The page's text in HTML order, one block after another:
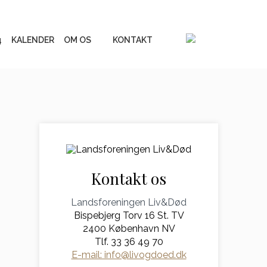
KALENDER OM OS
Liv&Død Prisen
UGE 44 - Fokus på døden
Podcastserie: Når døden
os skiller
Andre podcasts
KONTAKT
Kontakt os
Landsforeningen Liv&Død
Bispebjerg Torv 16 St. TV
2400 København NV
Tlf. 33 36 49 70
E-mail: info@livogdoed.dk